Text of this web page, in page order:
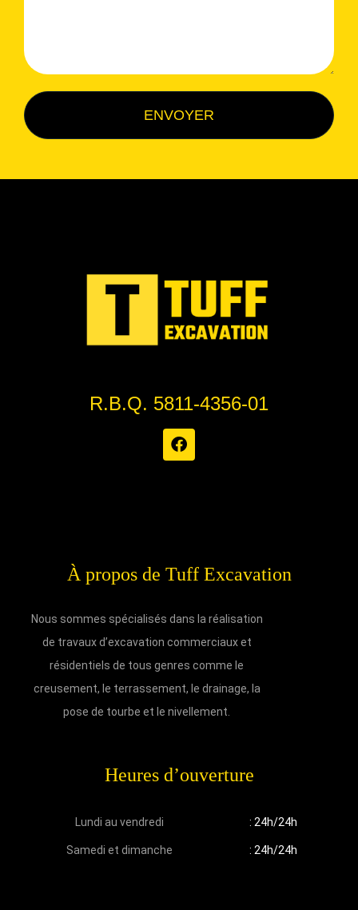
ENVOYER
R.B.Q. 5811-4356-01
À propos de Tuff Excavation
Nous sommes spécialisés dans la réalisation
de travaux d’excavation commerciaux et
résidentiels de tous genres comme le
creusement, le terrassement, le drainage, la
pose de tourbe et le nivellement.
Heures d’ouverture
Lundi au vendredi
Samedi et dimanche
: 24h/24h
: 24h/24h